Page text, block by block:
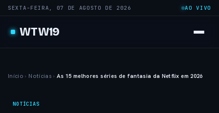
SEXTA-FEIRA, 07 DE AGOSTO DE 2026 AO VIVO
WTW19
Início › Notícias › As 15 melhores séries de fantasia da Netflix em 2026
NOTÍCIAS